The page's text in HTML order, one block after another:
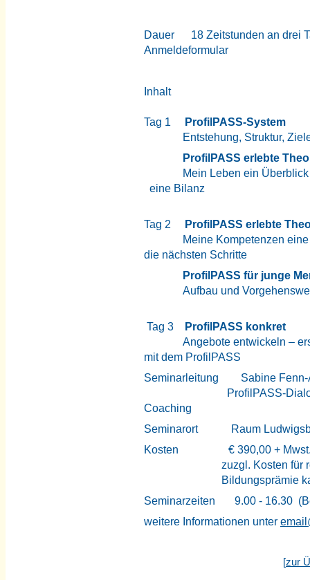
Dauer 18 Zeitstunden an drei
Anmeldeformular
Inhalt
Tag 1 ProfilPASS-System
Entstehung, Struktur, Ziele
ProfilPASS
Mein Leben ein Überblick
eine Bilanz
Tag 2 ProfilPASS erlebte
Meine Kompetenzen
die nächsten Schritte
ProfilPASS für junge
Aufbau und
Tag 3 ProfilPASS konkret
Angebote entwickeln –
mit dem ProfilPASS
Seminarleitung Sabine Fenn-
ProfilPASS-
Coaching
Seminarort Raum
Kosten € 390,00 +
zuzgl. Kosten für roten
Bildungsprämie kann
Seminarzeiten 9.00 - 16.30
weitere Informationen unter
[zur